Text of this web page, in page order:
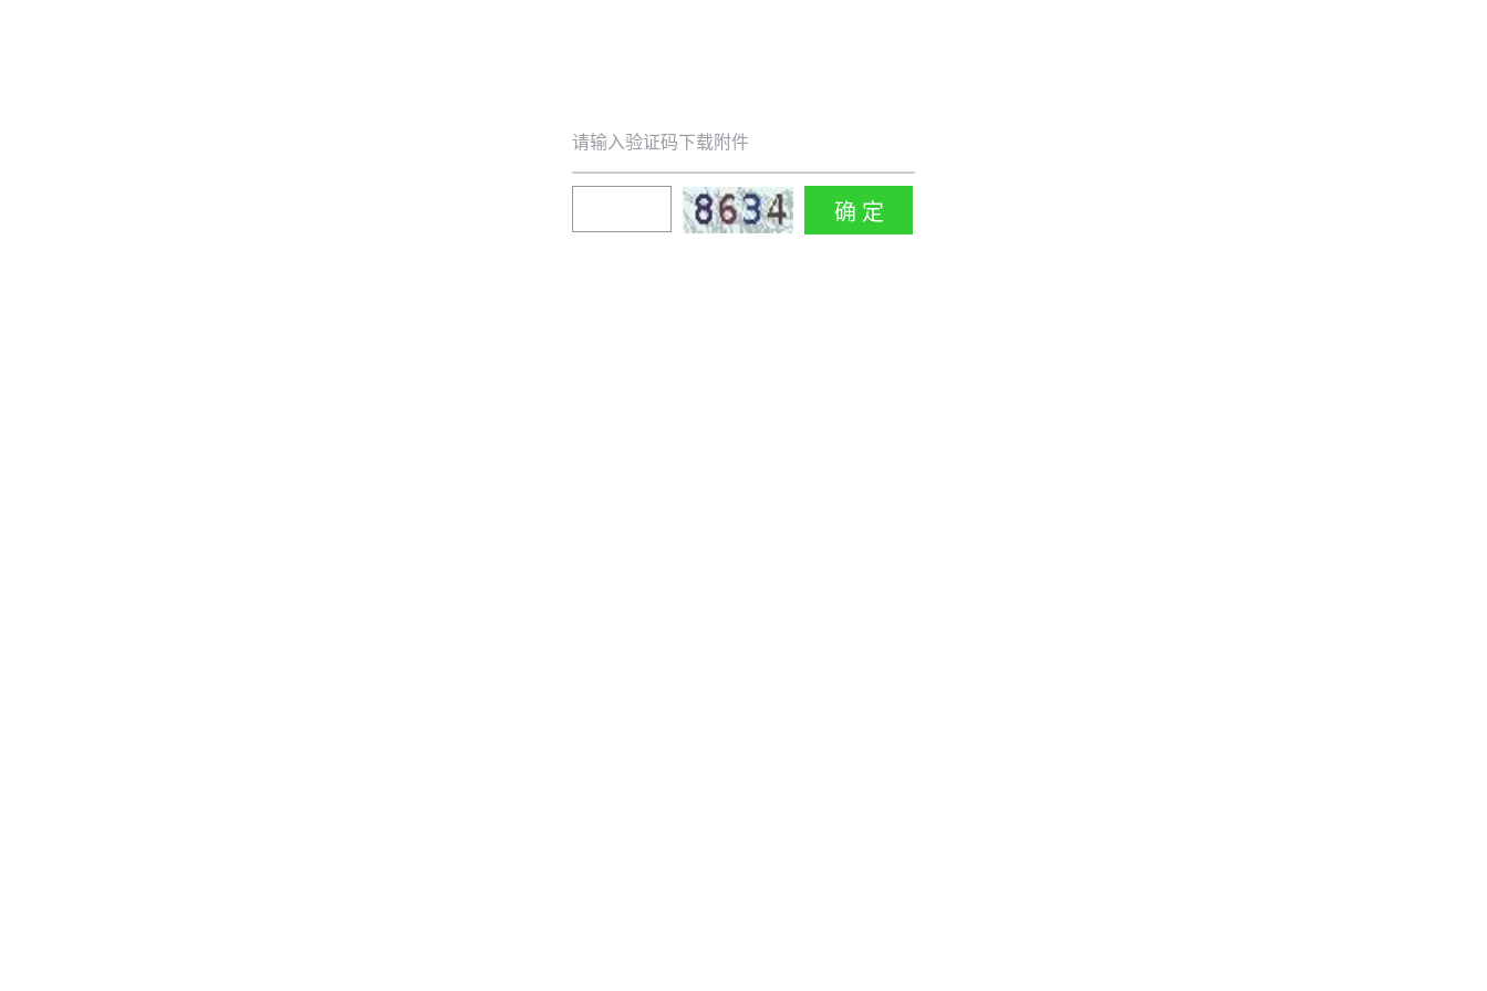
请输入验证码下载附件